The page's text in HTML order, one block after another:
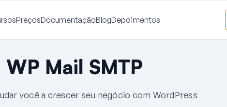
PreçosDocumentaçãoBlogDepoimentos
WP Mail SMTP
você a crescer seu negócio com WordPress